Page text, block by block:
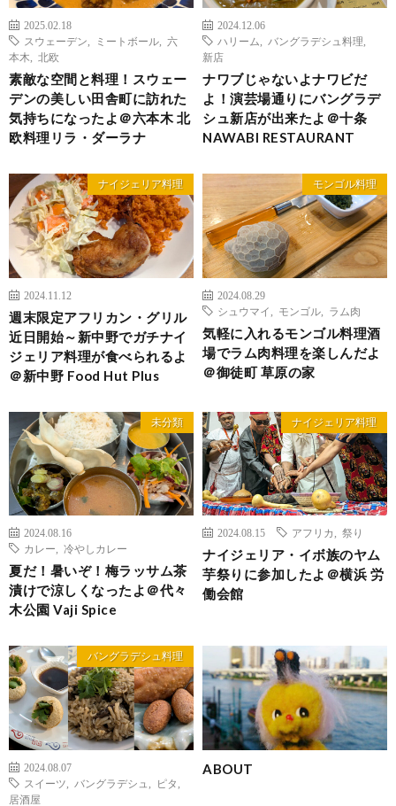
2025.02.18
スウェーデン
ミートボール
六
本木
北欧
素敵な空間と料理！スウェー
デンの美しい田舎町に訪れた
気持ちになったよ＠六本木 北
欧料理リラ・ダーラナ
2024.12.06
ハリーム
バングラデシュ料理
新店
ナワブじゃないよナワビだ
よ！演芸場通りにバングラデ
シュ新店が出来たよ＠十条
NAWABI RESTAURANT
ナイジェリア料理
2024.11.12
週末限定アフリカン・グリル
近日開始～新中野でガチナイ
ジェリア料理が食べられるよ
＠新中野 Food Hut Plus
モンゴル料理
2024.08.29
シュウマイ
モンゴル ラム肉
気軽に入れるモンゴル料理酒
場でラム肉料理を楽しんだよ
＠御徒町 草原の家
未分類
2024.08.16
カレー
冷やしカレー
夏だ！暑いぞ！梅ラッサム茶
漬けで涼しくなったよ＠代々
木公園 Vaji Spice
ナイジェリア料理
2024.08.15 アフリカ 祭り
ナイジェリア・イボ族のヤム
芋祭りに参加したよ＠横浜 労
働会館
バングラデシュ料理
2024.08.07
スイーツ
バングラデシュ ピタ
居酒屋
ABOUT